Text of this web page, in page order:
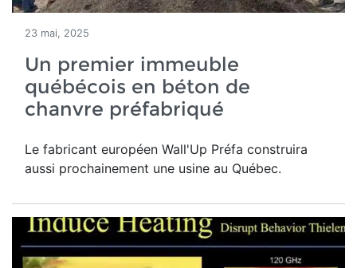
23 mai, 2025
Un premier immeuble
québécois en béton de
chanvre préfabriqué
Le fabricant européen Wall'Up Préfa construira
aussi prochainement une usine au Québec.